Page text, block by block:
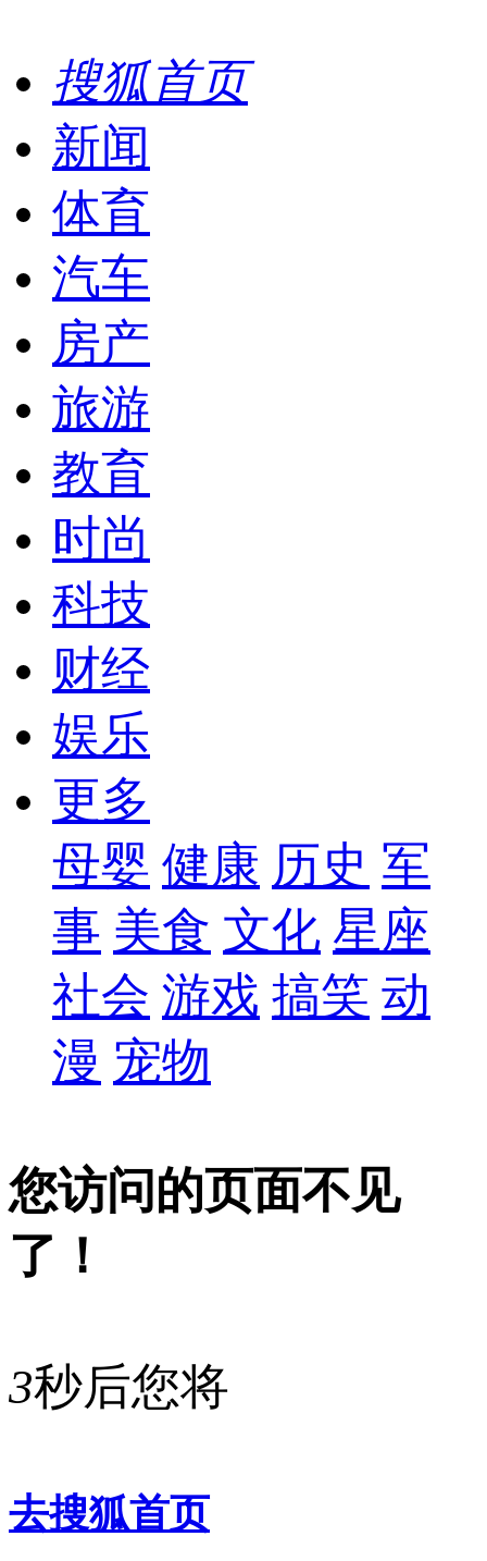
搜狐首页
新闻
体育
汽车
房产
旅游
教育
时尚
科技
财经
娱乐
更多
母婴 健康 历史 军
事 美食 文化 星座
社会 游戏 搞笑 动
漫 宠物
您访问的页面不见
了！
3秒后您将
去搜狐首页